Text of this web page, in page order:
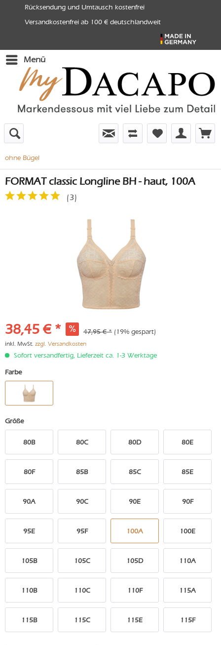
Rücksendung und Umtausch kostenfrei
Versandkostenfrei ab 100 € deutschlandweit
Menü
ohne Bügel
FORMAT classic Longline BH - haut, 100A
(3)
38,45 € * 47,95 € * (19% gespart)
inkl. MwSt. zzgl. Versandkosten
Sofort versandfertig, Lieferzeit ca. 1-3 Werktage
Farbe
Größe
80B 80C 80D 80E
80F 85B 85C 85E
90A 90C 90E 90F
95E 95F 100A 100E
105B 105C 105D 110A
110B 110C 110F 115A
115B 115C 115E 115F